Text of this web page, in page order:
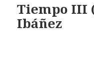
Tiempo III
Ibáñez